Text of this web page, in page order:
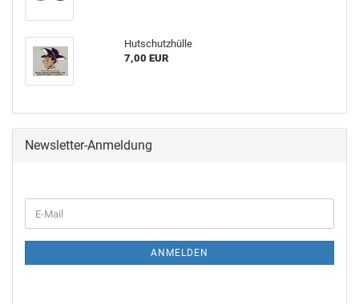
Hutschutzhülle
7,00 EUR
Newsletter-Anmeldung
ANMELDEN